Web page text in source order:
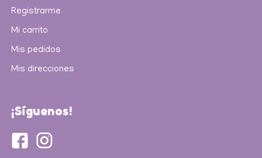
Registrarme
Mi carrito
Mis pedidos
Mis direcciones
¡Síguenos!